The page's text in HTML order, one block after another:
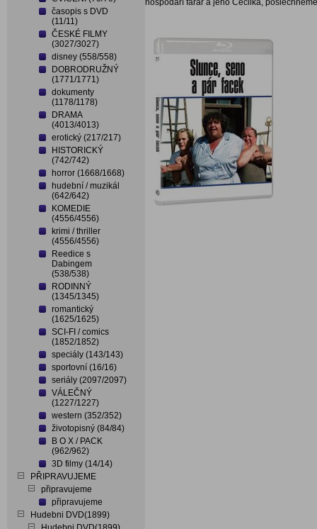
časopis s DVD
(11/11)
ČESKÉ FILMY
(3027/3027)
disney (558/558)
DOBRODRUŽNÝ
(1771/1771)
dokumenty
(1178/1178)
DRAMA
(4013/4013)
erotický (217/217)
HISTORICKÝ
(742/742)
horror (1668/1668)
hudební / muzikál
(642/642)
KOMEDIE
(4556/4556)
krimi / thriller
(4556/4556)
Reedice s
Dabingem
(538/538)
RODINNÝ
(1345/1345)
romantický
(1625/1625)
SCI-FI / comics
(1852/1852)
speciály (143/143)
sportovní (16/16)
seriály (2097/2097)
VÁLEČNÝ
(1227/1227)
western (352/352)
životopisný (84/84)
B O X / PACK
(962/962)
3D filmy (14/14)
PŘIPRAVUJEME
připravujeme
připravujeme
Hudebni DVD(1899)
hospodaří farář a jeho Cecilka,